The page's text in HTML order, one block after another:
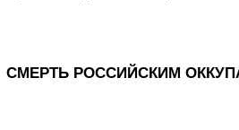
СМЕРТЬ РОССИЙСКИМ